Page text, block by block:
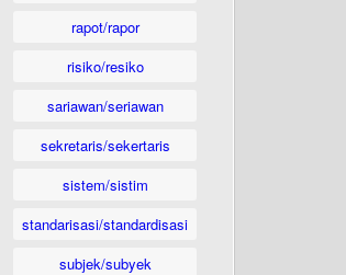
rapot/rapor
risiko/resiko
sariawan/seriawan
sekretaris/sekertaris
sistem/sistim
standarisasi/standardisasi
subjek/subyek